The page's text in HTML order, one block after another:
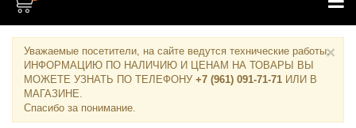
Уважаемые посетители, на сайте ведутся технические работы.
ИНФОРМАЦИЮ ПО НАЛИЧИЮ И ЦЕНАМ НА ТОВАРЫ ВЫ
МОЖЕТЕ УЗНАТЬ ПО ТЕЛЕФОНУ +7 (961) 091-71-71 ИЛИ В
МАГАЗИНЕ.
Спасибо за понимание.
×